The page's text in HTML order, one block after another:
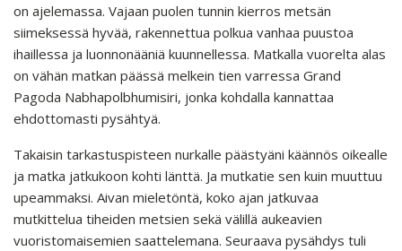
on ajelemassa. Vajaan puolen tunnin kierros metsän
siimeksessä hyvää, rakennettua polkua vanhaa puustoa
ihaillessa ja luonnonääniä kuunnellessa. Matkalla vuorelta alas
on vähän matkan päässä melkein tien varressa Grand
Pagoda Nabhapolbhumisiri, jonka kohdalla kannattaa
ehdottomasti pysähtyä.
Takaisin tarkastuspisteen nurkalle päästyäni käännös oikealle
ja matka jatkukoon kohti länttä. Ja mutkatie sen kuin muuttuu
upeammaksi. Aivan mieletöntä, koko ajan jatkuvaa
mutkittelua tiheiden metsien sekä välillä aukeavien
vuoristomaisemien saattelemana. Seuraava pysähdys tuli